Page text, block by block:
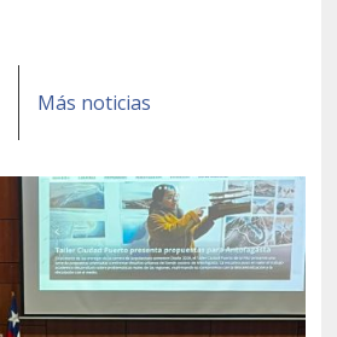
Más noticias